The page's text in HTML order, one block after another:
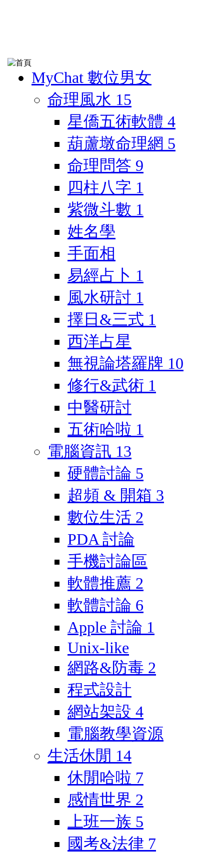
MyChat 數位男女
命理風水 15
星僑五術軟體 4
葫蘆墩命理網 5
命理問答 9
四柱八字 1
紫微斗數 1
姓名學
手面相
易經占卜 1
風水研討 1
擇日&三式 1
西洋占星
無視論塔羅牌 10
修行&武術 1
中醫研討
五術哈啦 1
電腦資訊 13
硬體討論 5
超頻 & 開箱 3
數位生活 2
PDA 討論
手機討論區
軟體推薦 2
軟體討論 6
Apple 討論 1
Unix-like
網路&防毒 2
程式設計
網站架設 4
電腦教學資源
生活休閒 14
休閒哈啦 7
感情世界 2
上班一族 5
國考&法律 7